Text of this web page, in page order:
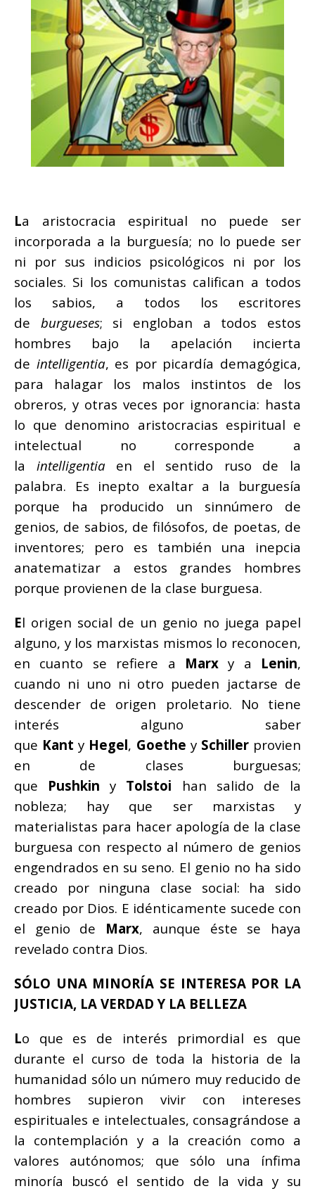
La aristocracia espiritual no puede ser
incorporada a la burguesía; no lo puede ser
ni por sus indicios psicológicos ni por los
sociales. Si los comunistas califican a todos
los sabios, a todos los escritores
de burgueses; si engloban a todos estos
hombres bajo la apelación incierta
de intelligentia, es por picardía demagógica,
para halagar los malos instintos de los
obreros, y otras veces por ignorancia: hasta
lo que denomino aristocracias espiritual e
intelectual no corresponde a
la intelligentia en el sentido ruso de la
palabra. Es inepto exaltar a la burguesía
porque ha producido un sinnúmero de
genios, de sabios, de filósofos, de poetas, de
inventores; pero es también una inepcia
anatematizar a estos grandes hombres
porque provienen de la clase burguesa.
El origen social de un genio no juega papel
alguno, y los marxistas mismos lo reconocen,
en cuanto se refiere a Marxy a Lenin,
cuando ni uno ni otro pueden jactarse de
descender de origen proletario. No tiene
interés alguno saber
que Kant y Hegel, Goethe y Schillerprovien
en de clases burguesas;
que Pushkin y Tolstoi han salido de la
nobleza; hay que ser marxistas y
materialistas para hacer apología de la clase
burguesa con respecto al número de genios
engendrados en su seno. El genio no ha sido
creado por ninguna clase social: ha sido
creado por Dios. E idénticamente sucede con
el genio de Marx, aunque éste se haya
revelado contra Dios.
SÓLO UNA MINORÍA SE INTERESA POR LA
JUSTICIA, LA VERDAD Y LA BELLEZA
Lo que es de interés primordial es que
durante el curso de toda la historia de la
humanidad sólo un número muy reducido de
hombres supieron vivir con intereses
espirituales e intelectuales, consagrándose a
la contemplación y a la creación como a
valores autónomos; que sólo una ínfima
minoría buscó el sentido de la vida y su